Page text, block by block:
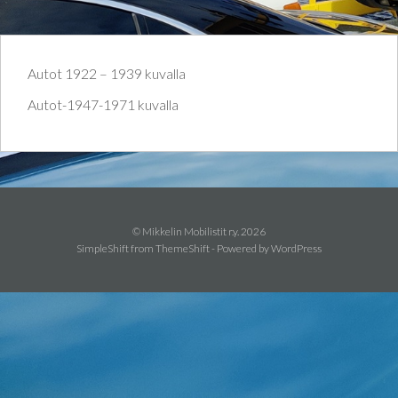
Autot 1922 – 1939 kuvalla
Autot-1947-1971 kuvalla
© Mikkelin Mobilistit r.y. 2026
SimpleShift from ThemeShift- Powered byWordPress